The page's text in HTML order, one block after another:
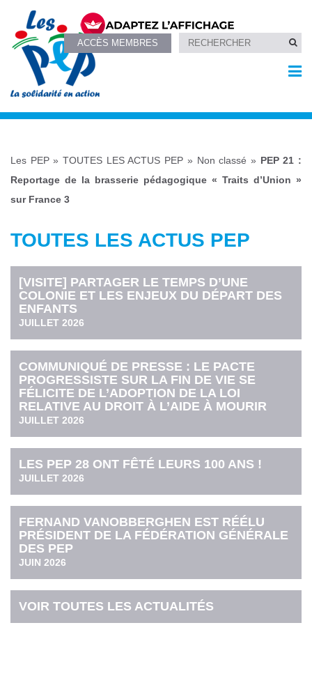
ACCÈS MEMBRES
Les PEP»TOUTES LES ACTUS PEP » Non classé » PEP 21 :
Reportage de la brasserie pédagogique « Traits d’Union »
sur France 3
TOUTES LES ACTUS PEP
[VISITE] PARTAGER LE TEMPS D’UNE
COLONIE ET LES ENJEUX DU DÉPART DES
ENFANTS
JUILLET 2026
COMMUNIQUÉ DE PRESSE : LE PACTE
PROGRESSISTE SUR LA FIN DE VIE SE
FÉLICITE DE L’ADOPTION DE LA LOI
RELATIVE AU DROIT À L’AIDE À MOURIR
JUILLET 2026
LES PEP 28 ONT FÊTÉ LEURS 100 ANS !
JUILLET 2026
FERNAND VANOBBERGHEN EST RÉÉLU
PRÉSIDENT DE LA FÉDÉRATION GÉNÉRALE
DES PEP
JUIN 2026
VOIR TOUTES LES ACTUALITÉS